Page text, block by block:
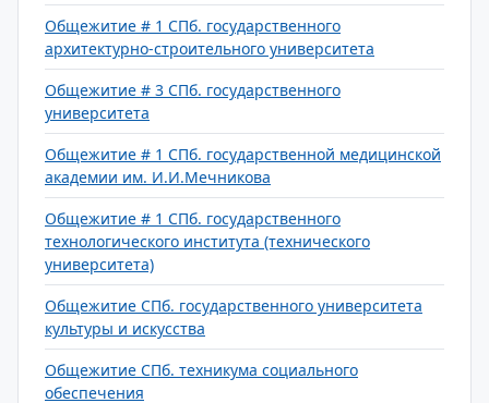
Общежитие # 1 СПб. государственного
архитектурно-строительного университета
Общежитие # 3 СПб. государственного
университета
Общежитие # 1 СПб. государственной медицинской
академии им. И.И.Мечникова
Общежитие # 1 СПб. государственного
технологического института (технического
университета)
Общежитие СПб. государственного университета
культуры и искусства
Общежитие СПб. техникума социального
обеспечения